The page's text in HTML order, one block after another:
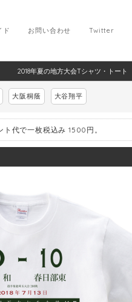
Twitter
お問い合わせ
ド
2018年夏の地方大会Tシャツ・トート
大阪桐蔭 大谷翔平
代で一枚税込み 1500円。